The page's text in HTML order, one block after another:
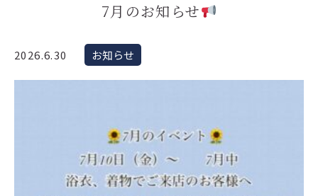
7月のお知らせ
2026.6.30 お知らせ